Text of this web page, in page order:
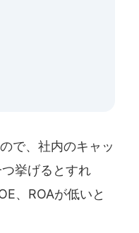
で、社内のキャッ
挙げるとすれ
、ROAが低いと